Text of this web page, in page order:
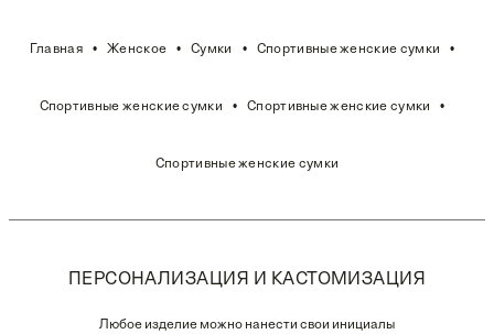
Главная Женское Сумки Спортивные женские сумки
Спортивные женские сумки Спортивные женские сумки
Спортивные женские сумки
ПЕРСОНАЛИЗАЦИЯ И КАСТОМИЗАЦИЯ
Любое изделие можно нанести свои инициалы